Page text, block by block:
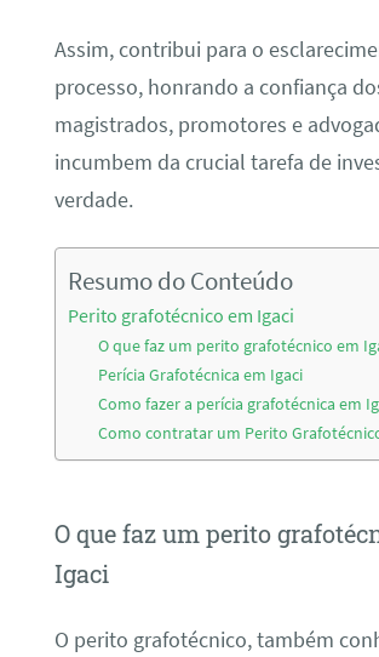
Assim, contribui para o
processo, honrando a confiança
magistrados, promotores e
incumbem da crucial tarefa de
verdade.
Resumo do Conteúdo
Perito grafotécnico em Igaci
O que faz um perito grafotécnico em
Perícia Grafotécnica em Igaci
Como fazer a perícia grafotécnica em
Como contratar um Perito
O que faz um perito
Igaci
O perito grafotécnico, também